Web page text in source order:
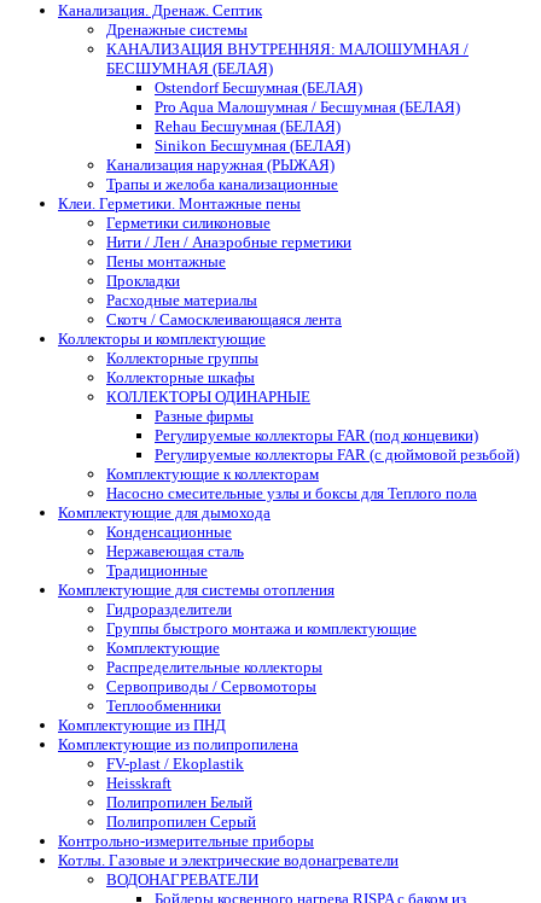
Канализация. Дренаж. Септик
Дренажные системы
КАНАЛИЗАЦИЯ ВНУТРЕННЯЯ: МАЛОШУМНАЯ /
БЕСШУМНАЯ (БЕЛАЯ)
Ostendorf Бесшумная (БЕЛАЯ)
Pro Aqua Малошумная / Бесшумная (БЕЛАЯ)
Rehau Бесшумная (БЕЛАЯ)
Sinikon Бесшумная (БЕЛАЯ)
Канализация наружная (РЫЖАЯ)
Трапы и желоба канализационные
Клеи. Герметики. Монтажные пены
Герметики силиконовые
Нити / Лен / Анаэробные герметики
Пены монтажные
Прокладки
Расходные материалы
Скотч / Самосклеивающаяся лента
Коллекторы и комплектующие
Коллекторные группы
Коллекторные шкафы
КОЛЛЕКТОРЫ ОДИНАРНЫЕ
Разные фирмы
Регулируемые коллекторы FAR (под концевики)
Регулируемые коллекторы FAR (с дюймовой резьбой)
Комплектующие к коллекторам
Насосно смесительные узлы и боксы для Теплого пола
Комплектующие для дымохода
Конденсационные
Нержавеющая сталь
Традиционные
Комплектующие для системы отопления
Гидроразделители
Группы быстрого монтажа и комплектующие
Комплектующие
Распределительные коллекторы
Сервоприводы / Сервомоторы
Теплообменники
Комплектующие из ПНД
Комплектующие из полипропилена
FV-plast / Ekoplastik
Heisskraft
Полипропилен Белый
Полипропилен Серый
Контрольно-измерительные приборы
Котлы. Газовые и электрические водонагреватели
ВОДОНАГРЕВАТЕЛИ
Бойлеры косвенного нагрева RISPA с баком из